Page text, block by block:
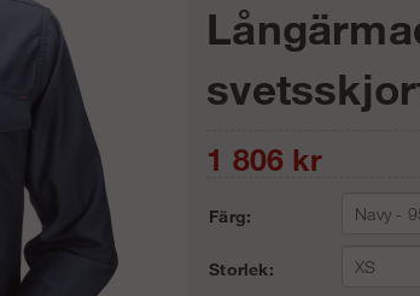
1 806 kr
Färg:
Storlek: